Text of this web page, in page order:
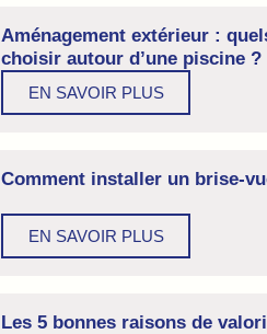
Aménagement extérieur :
choisir autour d’une piscine ?
EN SAVOIR PLUS
Comment installer un brise-
EN SAVOIR PLUS
Les 5 bonnes raisons de